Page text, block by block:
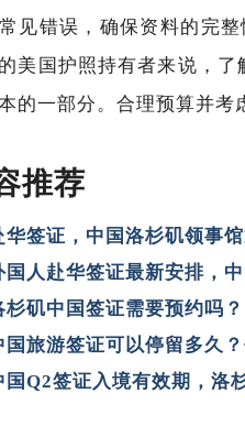
见错误，确保资料的完
美国护照持有者来说，
的一部分。合理预算并考
推荐
华签证，中国洛杉矶领事
国人赴华签证最新安排，
杉矶中国签证需要预约吗？
国旅游签证可以停留多久
国Q2签证入境有效期，洛